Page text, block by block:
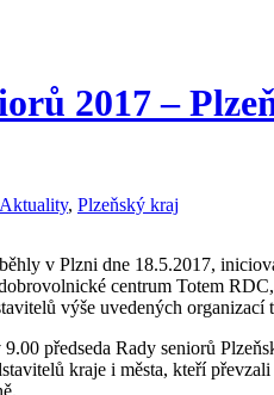
2017 –
Aktuality, Plzeňský kraj
v Plzni dne 18.5.2017,
centrum Totem
výše uvedených
předseda Rady seniorů
kraje i města, kteří